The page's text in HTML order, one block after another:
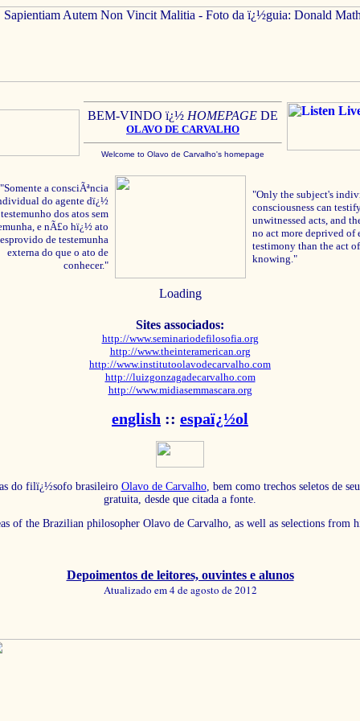
BEM-VINDO ï¿½ HOMEPAGE DE
OLAVO DE CARVALHO
Welcome to Olavo de Carvalho's homepage
"Somente a consciÃªncia
do agente dï¿½
testemunho dos atos sem
e nÃ£o hï¿½ ato
de testemunha
externa do que o ato de
conhecer."
"Only the subject's
consciousness can
unwitnessed acts, and
no act more deprived of
testimony than the act of
knowing."
Loading
Sites associados:
http://www.seminariodefilosofia.org
http://www.theinteramerican.org
http://www.institutoolavodecarvalho.com
http://luizgonzagadecarvalho.com
http://www.midiasemmascara.org
english :: espaï¿½ol
do filï¿½sofo brasileiro Olavo de Carvalho, bem como trechos seletos de
gratuita, desde que citada a fonte.
of the Brazilian philosopher Olavo de Carvalho, as well as selections from
Depoimentos de leitores, ouvintes e alunos
Atualizado em 4 de agosto de 2012